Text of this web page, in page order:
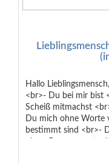
Hallo
<br>- Du bei mir bist
Scheiß mitmachst
Du mich ohne Worte
bestimmt sind <br>-